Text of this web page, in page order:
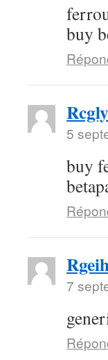
buy
5
buy
7